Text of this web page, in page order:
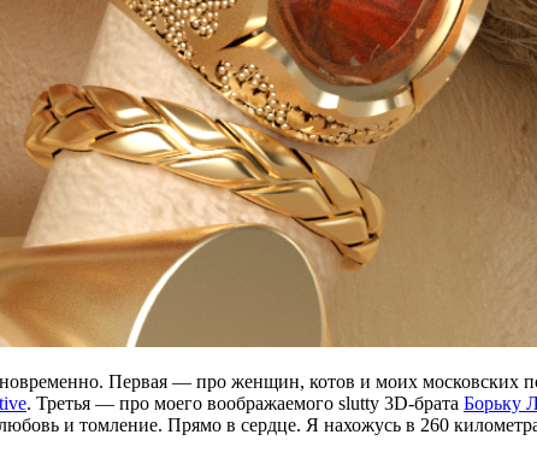
Первая — про женщин, котов и моих московских
. Третья — про моего воображаемого slutty 3D-брата Борьку
и томление. Прямо в сердце. Я нахожусь в 260